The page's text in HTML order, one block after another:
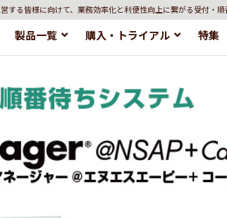
る皆様に向けて、業務効率化と利便性向上に繋がる受付・順
製品一覧 購入・トライアル 特集